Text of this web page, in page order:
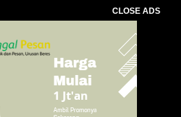
CLOSE ADS